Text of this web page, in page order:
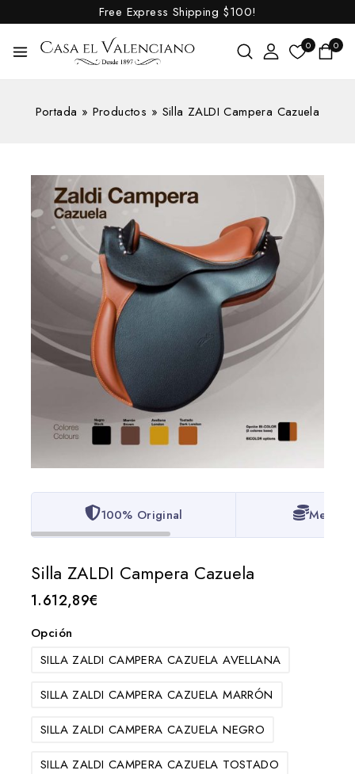
Free Express Shipping $100!
0 0
Portada » Productos » Silla ZALDI Campera Cazuela
100% Original Mejor
Silla ZALDI Campera Cazuela
1.612,89€
Opción
SILLA ZALDI CAMPERA CAZUELA AVELLANA
SILLA ZALDI CAMPERA CAZUELA MARRÓN
SILLA ZALDI CAMPERA CAZUELA NEGRO
SILLA ZALDI CAMPERA CAZUELA TOSTADO